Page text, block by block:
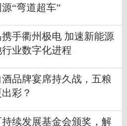
“弯道超车”
携手衢州极电 加速新能源
业数字化进程
品牌宴席持久战，五粮
彩？
续发展基金会颁奖，解